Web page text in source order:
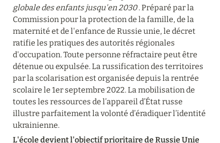
globale des enfants jusqu'en 2030 . Préparé par la
Commission pour la protection de la famille, de la
maternité et de l'enfance de Russie unie, le décret
ratifie les pratiques des autorités régionales
d'occupation. Toute personne réfractaire peut être
détenue ou expulsée. La russification des territoires
par la scolarisation est organisée depuis la rentrée
scolaire le 1er septembre 2022. La mobilisation de
toutes les ressources de l’appareil d’État russe
illustre parfaitement la volonté d’éradiquer l’identité
ukrainienne.
L'école devient l'objectif prioritaire de Russie Unie